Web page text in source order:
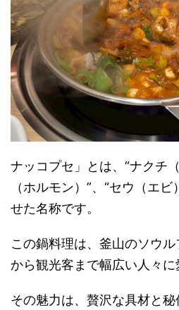
ナッコプセ」とは、“ナクチ
（ホルモン）”、“セウ（エ
せた名称です。
この鍋料理は、釜山のソウ
から観光客まで幅広い人々に
その魅力は、贅沢な具材と